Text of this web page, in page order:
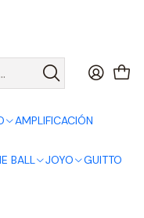
AMPLIFICACIÓN
BALL JOYO GUITTO
urbano, Colina o
Uñetas ERNIE BALL
- Pack de 6 P09202